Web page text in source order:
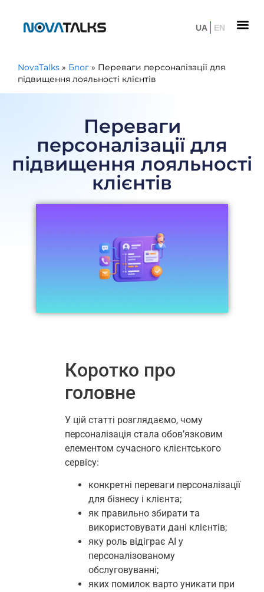
UA EN
NovaTalks » Блог » Переваги персоналізації для
підвищення лояльності клієнтів
Переваги
персоналізації для
підвищення лояльності
клієнтів
Коротко про
головне
У цій статті розглядаємо, чому
персоналізація стала обов’язковим
елементом сучасного клієнтського
сервісу:
конкретні переваги персоналізації
для бізнесу і клієнта;
як правильно збирати та
використовувати дані клієнтів;
яку роль відіграє AI у
персоналізованому
обслуговуванні;
яких помилок варто уникати при